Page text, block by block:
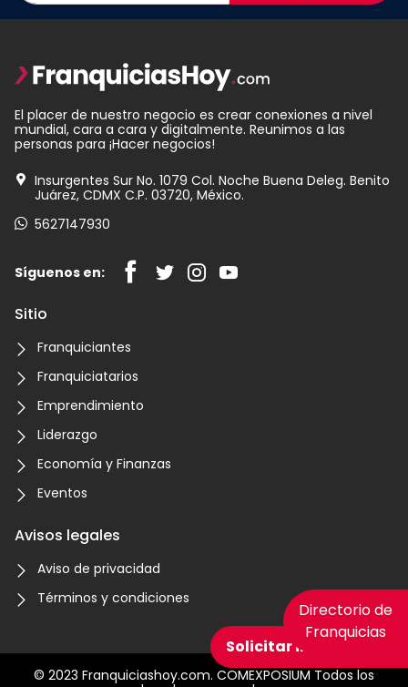
Solicitar información
Directorio de
Franquicias
El placer de nuestro negocio es crear conexiones a nivel
mundial, cara a cara y digitalmente. Reunimos a las
personas para ¡Hacer negocios!
Insurgentes Sur No. 1079 Col. Noche Buena Deleg. Benito
Juárez, CDMX C.P. 03720, México.
5627147930
Síguenos en:
Sitio
Franquiciantes
Franquiciatarios
Emprendimiento
Liderazgo
Economía y Finanzas
Eventos
Avisos legales
Aviso de privacidad
Términos y condiciones
© 2023 Franquiciashoy.com. COMEXPOSIUM Todos los